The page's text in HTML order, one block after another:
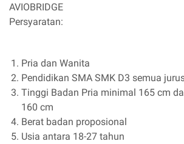
AVIOBRIDGE
Persyaratan:
Pria dan Wanita
Pendidikan SMA SMK D3 semua
Tinggi Badan Pria minimal 165 cm
160 cm
Berat badan proposional
Usia antara 18-27 tahun